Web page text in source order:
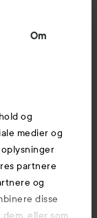
Om
og
medier og
partnere
og
disse
eller som